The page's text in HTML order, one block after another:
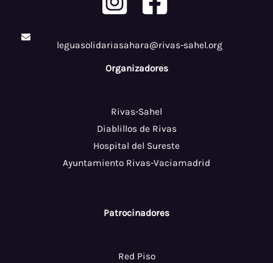
leguasolidariasahara@rivas-sahel.org
Organizadores
Rivas-Sahel
Diablillos de Rivas
Hospital del Sureste
Ayuntamiento Rivas-Vaciamadrid
Patrocinadores
Red Piso